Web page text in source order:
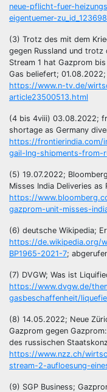
neue-pflicht-fuer-
eigentuemer-
(3) Trotz des mit dem
gegen Russland und trotz
Stream 1 hat Gazprom
Gas beliefert;
https://www.n-tv.de/
article23500513.html
(4 bis 4viii) 03.08.2022;
shortage as Germany
https://frontierindia.com/
gail-lng-shipments-from-
(5) 19.07.2022;
Misses India Deliveries as
https://
gazprom-unit-misses-
(6) deutsche Wikipedia;
https://de.wikipedia.org/
BP1965-2021-7;
(7) DVGW; Was ist
https://www.dvgw.de/
gasbeschaffenheit/
(8) 14.05.2022; Neue
Gazprom gegen
des russischen
https://www.nzz.ch/
stream-2-aufloesung-
(9) SGP Business;